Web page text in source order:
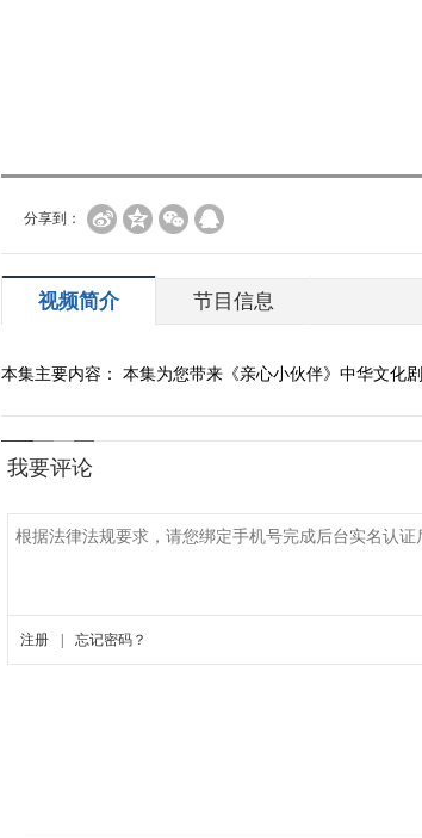
分享到：
视频简介 节目信息
本集主要内容： 本集为您带来《亲心小伙伴》中华文化